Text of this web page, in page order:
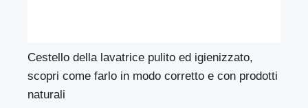
Cestello della lavatrice pulito ed igienizzato,
scopri come farlo in modo corretto e con prodotti
naturali